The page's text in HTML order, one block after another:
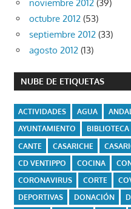
noviembre 2012 (39)
octubre 2012 (53)
septiembre 2012 (33)
agosto 2012 (13)
NUBE DE ETIQUETAS
ACTIVIDADES AGUA
AYUNTAMIENTO
BIBLIOTECA
CANTE
CASARICHE
CD VENTIPPO
COCINA
CORONAVIRUS
CORTE
DEPORTIVAS
DONACIÓN